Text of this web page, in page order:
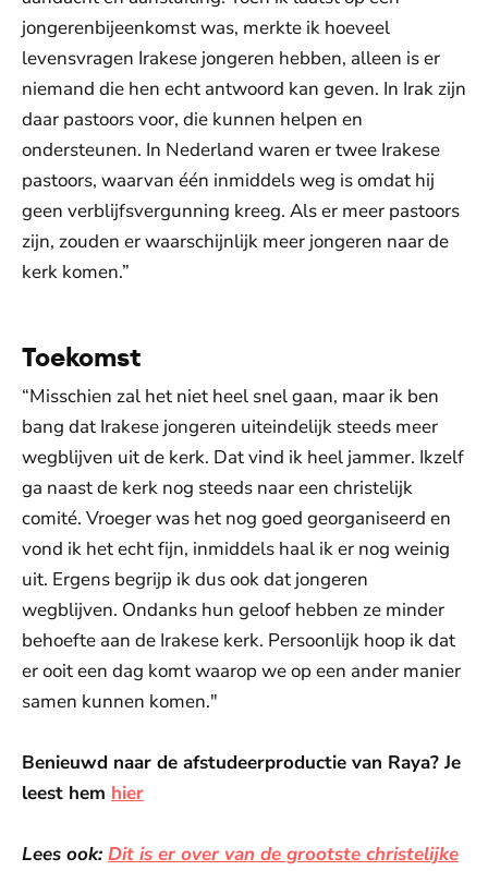
jongerenbijeenkomst was, merkte ik hoeveel
levensvragen Irakese jongeren hebben, alleen is er
niemand die hen echt antwoord kan geven. In Irak zijn
daar pastoors voor, die kunnen helpen en
ondersteunen. In Nederland waren er twee Irakese
pastoors, waarvan één inmiddels weg is omdat hij
geen verblijfsvergunning kreeg. Als er meer pastoors
zijn, zouden er waarschijnlijk meer jongeren naar de
kerk komen.”
Toekomst
“Misschien zal het niet heel snel gaan, maar ik ben
bang dat Irakese jongeren uiteindelijk steeds meer
wegblijven uit de kerk. Dat vind ik heel jammer. Ikzelf
ga naast de kerk nog steeds naar een christelijk
comité. Vroeger was het nog goed georganiseerd en
vond ik het echt fijn, inmiddels haal ik er nog weinig
uit. Ergens begrijp ik dus ook dat jongeren
wegblijven. Ondanks hun geloof hebben ze minder
behoefte aan de Irakese kerk. Persoonlijk hoop ik dat
er ooit een dag komt waarop we op een ander manier
samen kunnen komen."
Benieuwd naar de afstudeerproductie van Raya? Je
leest hem hier
Lees ook: Dit is er over van de grootste christelijke